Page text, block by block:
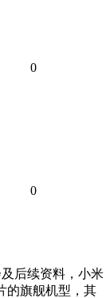
0
0
后续资料，小米
的旗舰机型，其